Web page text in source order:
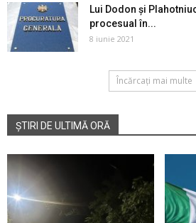
Lui Dodon și
procesual în...
8 iunie 2021
Încărcați mai multe
ȘTIRI DE ULTIMĂ ORĂ